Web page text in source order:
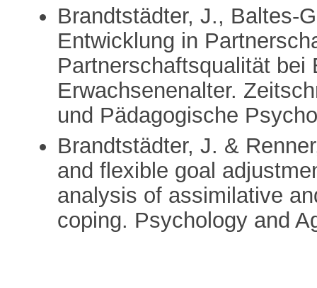
Brandtstädter, J., Baltes-
Entwicklung in
Partnerschaftsqualität bei
Erwachsenenalter.
und Pädagogische
Brandtstädter, J. &
and flexible goal
analysis of assimilative
coping. Psychology and